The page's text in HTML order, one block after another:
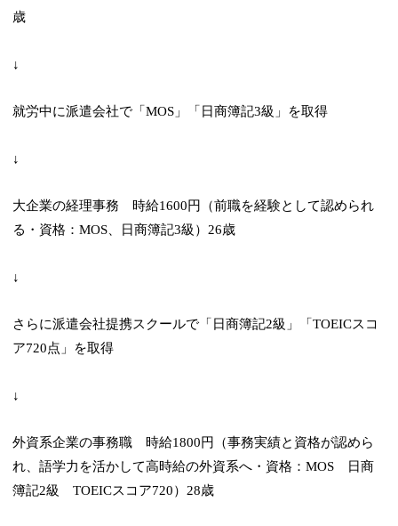
歳
↓
就労中に派遣会社で「MOS」「日商簿記3級」を取得
↓
大企業の経理事務 時給1600円（前職を経験として認められ
る・資格：MOS、日商簿記3級）26歳
↓
さらに派遣会社提携スクールで「日商簿記2級」「TOEICスコ
ア720点」を取得
↓
外資系企業の事務職 時給1800円（事務実績と資格が認めら
れ、語学力を活かして高時給の外資系へ・資格：MOS 日商
簿記2級 TOEICスコア720）28歳